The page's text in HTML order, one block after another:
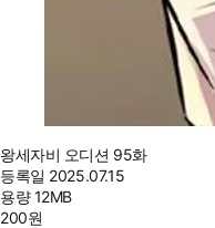
왕세자비 오디션 95화
등록일 2025.07.15
용량12MB
200원